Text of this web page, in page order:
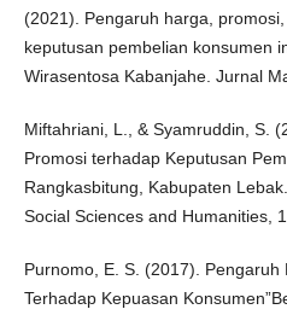
(2021). Pengaruh harga,
keputusan pembelian konsumen
Wirasentosa Kabanjahe. Jurnal
Miftahriani, L., & Syamruddin, S.
Promosi terhadap Keputusan
Rangkasbitung, Kabupaten
Social Sciences and Humanities,
Purnomo, E. S. (2017).
Terhadap Kepuasan